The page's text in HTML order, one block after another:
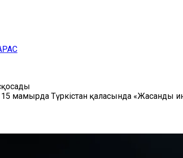
мамырда Түркістан қаласында «Жасанды